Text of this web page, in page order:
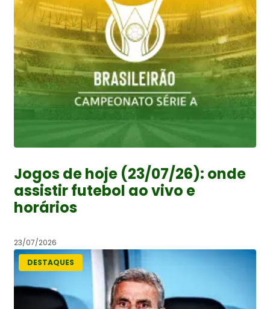
Jogos de hoje (23/07/26): onde
assistir futebol ao vivo e
horários
23/07/2026
DESTAQUES